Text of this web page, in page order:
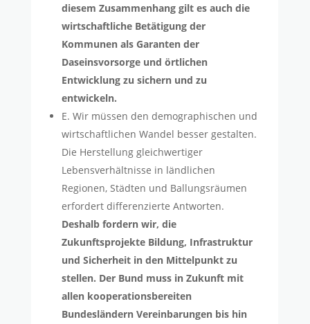
diesem Zusammenhang gilt es auch die
wirtschaftliche Betätigung der
Kommunen als Garanten der
Daseinsvorsorge und örtlichen
Entwicklung zu sichern und zu
entwickeln.
E. Wir müssen den demographischen und
wirtschaftlichen Wandel besser gestalten.
Die Herstellung gleichwertiger
Lebensverhältnisse in ländlichen
Regionen, Städten und Ballungsräumen
erfordert differenzierte Antworten.
Deshalb fordern wir, die
Zukunftsprojekte Bildung, Infrastruktur
und Sicherheit in den Mittelpunkt zu
stellen. Der Bund muss in Zukunft mit
allen kooperationsbereiten
Bundesländern Vereinbarungen bis hin